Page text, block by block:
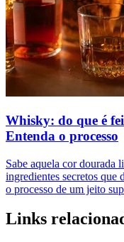
Whisky: do que é
Entenda o processo
Sabe aquela cor dourada
ingredientes secretos que
o processo de um jeito
Links